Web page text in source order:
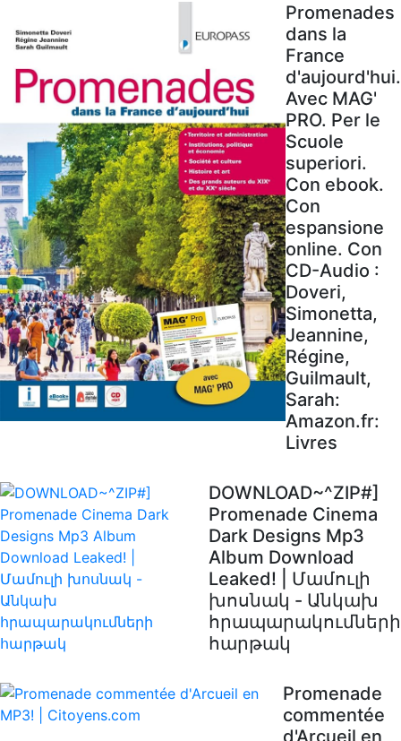
Promenades
dans la
France
d'aujourd'hui.
Avec MAG'
PRO. Per le
Scuole
superiori.
Con ebook.
Con
espansione
online. Con
CD-Audio :
Doveri,
Simonetta,
Jeannine,
Régine,
Guilmault,
Sarah:
Amazon.fr:
Livres
DOWNLOAD~^ZIP#]
Promenade Cinema
Dark Designs Mp3
Album Download
Leaked! | Մամուլի
խոսնակ - Անկախ
հրապարակումների
հարթակ
Promenade
commentée
d'Arcueil en